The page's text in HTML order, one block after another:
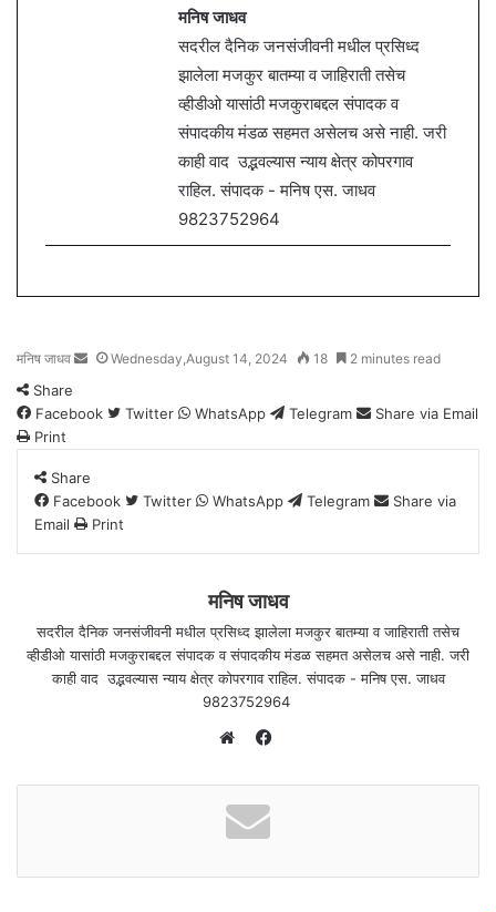
मनिष जाधव
सदरील दैनिक जनसंजीवनी मधील प्रसिध्द
झालेला मजकुर बातम्या व जाहिराती तसेच
व्हीडीओ यासांठी मजकुराबद्दल संपादक व
संपादकीय मंडळ सहमत असेलच असे नाही. जरी
काही वाद उद्भवल्यास न्याय क्षेत्र कोपरगाव
राहिल. संपादक - मनिष एस. जाधव
9823752964
मनिष जाधव
a
n
e
m
Wednesday,August 14, 2024 18 2 minutes read
Share
Facebook
Twitter WhatsApp Telegram
Share via Email
Print
Share
Facebook
Twitter WhatsApp Telegram
Share via
Email
Print
मनिष जाधव
सदरील दैनिक जनसंजीवनी मधील प्रसिध्द झालेला मजकुर बातम्या व जाहिराती तसेच
व्हीडीओ यासांठी मजकुराबद्दल संपादक व संपादकीय मंडळ सहमत असेलच असे नाही. जरी
काही वाद उद्भवल्यास न्याय क्षेत्र कोपरगाव राहिल. संपादक - मनिष एस. जाधव
9823752964
e
b
s
i
c